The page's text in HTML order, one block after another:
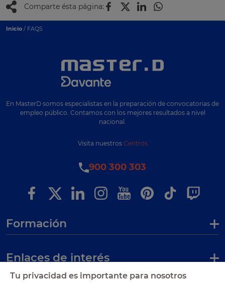
Comparte ésta página:
Inicio / FAQS
En MasterD somos especialistas en la preparación de convocatorias de
empleo público. Contamos con los mejores resultados a nivel
nacional.
Visita nuestros Centros
900 300 303
Formación
Enlaces de interés
Tu privacidad es importante para nosotros